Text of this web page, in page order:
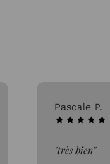
Genevieve
"Parfait"